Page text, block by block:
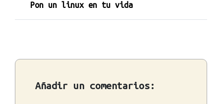
Pon un linux en tu vida
Añadir un comentarios: